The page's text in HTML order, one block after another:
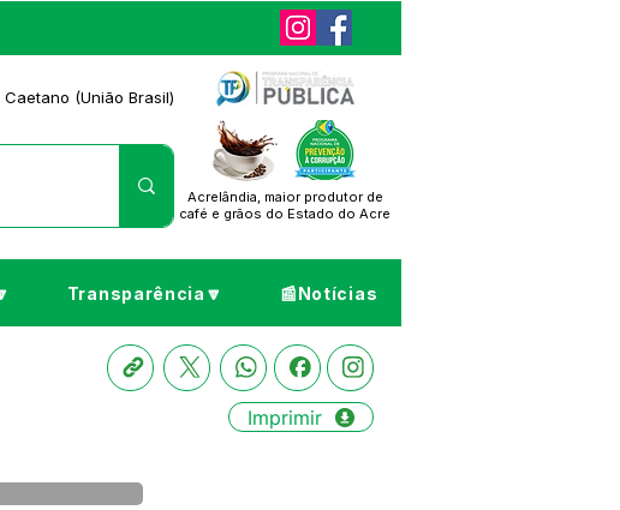
Caetano (União Brasil)
Acrelândia, maior produtor de
café e grãos do Estado do Acre
Transparência🔽 📰Notícias
Imprimir